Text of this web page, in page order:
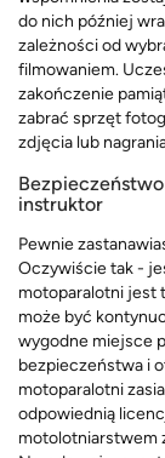
do nich później
zależności od
filmowaniem.
zakończenie
zabrać sprzęt
zdjęcia lub
instruktor
Pewnie
Oczywiście tak -
motoparalotni jest
może być
wygodne miejsce
bezpieczeństwa i
motoparalotni
odpowiednią
motolotniarstwem